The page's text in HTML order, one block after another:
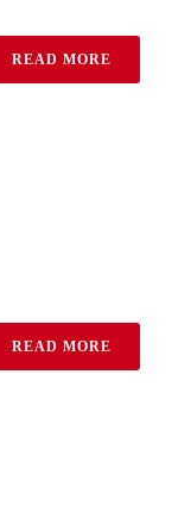
READ MORE
READ MORE